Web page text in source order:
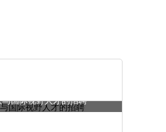
国际视野人才的招聘